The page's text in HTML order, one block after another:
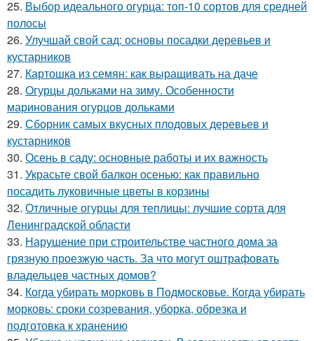
25. Выбор идеального огурца: топ-10 сортов для средней
полосы
26. Улучшай свой сад: основы посадки деревьев и
кустарников
27. Картошка из семян: как выращивать на даче
28. Огурцы дольками на зиму. Особенности
маринования огурцов дольками
29. Сборник самых вкусных плодовых деревьев и
кустарников
30. Осень в саду: основные работы и их важность
31. Украсьте свой балкон осенью: как правильно
посадить луковичные цветы в корзины
32. Отличные огурцы для теплицы: лучшие сорта для
Ленинградской области
33. Нарушение при строительстве частного дома за
грязную проезжую часть. За что могут оштрафовать
владельцев частных домов?
34. Когда убирать морковь в Подмосковье. Когда убирать
морковь: сроки созревания, уборка, обрезка и
подготовка к хранению